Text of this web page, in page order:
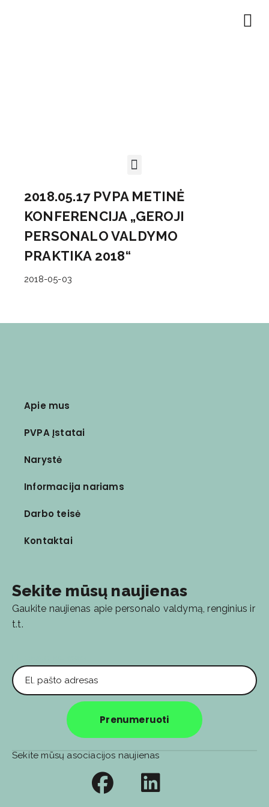
2018.05.17 PVPA METINĖ
KONFERENCIJA „GEROJI
PERSONALO VALDYMO
PRAKTIKA 2018“
2018-05-03
Apie mus
PVPA Įstatai
Narystė
Informacija nariams
Darbo teisė
Kontaktai
Sekite mūsų naujienas
Gaukite naujienas apie personalo valdymą, renginius ir
t.t.
Prenumeruoti
Sekite mūsų asociacijos naujienas